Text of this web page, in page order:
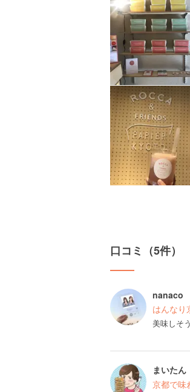
口コミ（5件）
nanaco
はんなり
美味しそ
まいたん
京都で味